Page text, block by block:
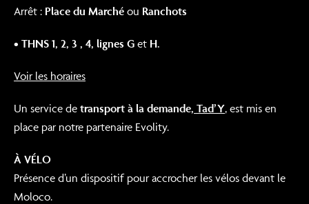
Arrêt : Place du Marché ou Ranchots
• THNS 1, 2, 3 , 4, lignes G et H.
Voir les horaires
Un service de transport à la demande, Tad’Y, est mis en
place par notre partenaire Evolity.
À VÉLO
Présence d’un dispositif pour accrocher les vélos devant le
Moloco.